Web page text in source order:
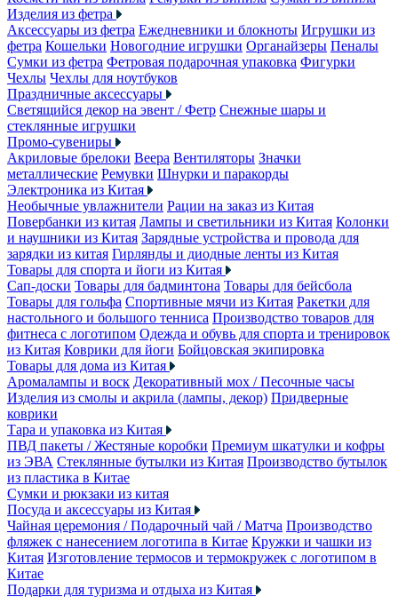
Изделия из фетра
Аксессуары из фетра Ежедневники и блокноты Игрушки из
фетра Кошельки Новогодние игрушки Органайзеры Пеналы
Сумки из фетра Фетровая подарочная упаковка Фигурки
Чехлы Чехлы для ноутбуков
Праздничные аксессуары
Светящийся декор на эвент / Фетр Снежные шары и
стеклянные игрушки
Промо-сувениры
Акриловые брелоки Веера Вентиляторы Значки
металлические Ремувки Шнурки и паракорды
Электроника из Китая
Необычные увлажнители Рации на заказ из Китая
Повербанки из китая Лампы и светильники из Китая Колонки
и наушники из Китая Зарядные устройства и провода для
зарядки из китая Гирлянды и диодные ленты из Китая
Товары для спорта и йоги из Китая
Сап-доски Товары для бадминтона Товары для бейсбола
Товары для гольфа Спортивные мячи из Китая Ракетки для
настольного и большого тенниса Производство товаров для
фитнеса с логотипом Одежда и обувь для спорта и тренировок
из Китая Коврики для йоги Бойцовская экипировка
Товары для дома из Китая
Аромалампы и воск Декоративный мох / Песочные часы
Изделия из смолы и акрила (лампы, декор) Придверные
коврики
Тара и упаковка из Китая
ПВД пакеты / Жестяные коробки Премиум шкатулки и кофры
из ЭВА Стеклянные бутылки из Китая Производство бутылок
из пластика в Китае
Сумки и рюкзаки из китая
Посуда и аксессуары из Китая
Чайная церемония / Подарочный чай / Матча Производство
фляжек с нанесением логотипа в Китае Кружки и чашки из
Китая Изготовление термосов и термокружек с логотипом в
Китае
Подарки для туризма и отдыха из Китая